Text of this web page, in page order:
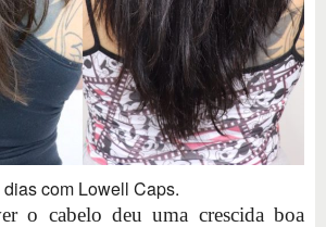
com Lowell Caps.
o cabelo deu uma crescida boa